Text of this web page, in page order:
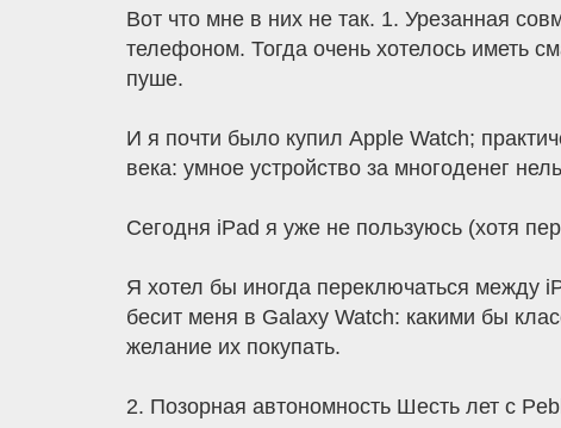
Вот что мне в них не так. 1. Урезанная
телефоном. Тогда очень хотелось иметь
пуше.
И я почти было купил Apple Watch;
века: умное устройство за многоденег
Сегодня iPad я уже не пользуюсь (хотя
Я хотел бы иногда переключаться между
бесит меня в Galaxy Watch: какими бы
желание их покупать.
2. Позорная автономность Шесть лет с